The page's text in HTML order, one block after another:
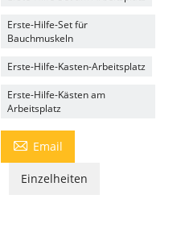
Erste-Hilfe-Set für
Bauchmuskeln
Erste-Hilfe-Kasten-Arbeitsplatz
Erste-Hilfe-Kästen am
Arbeitsplatz
 Email
Einzelheiten